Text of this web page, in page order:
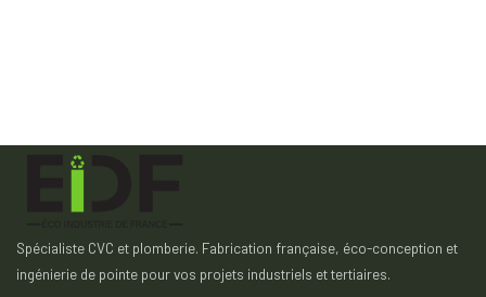
Spécialiste CVC et plomberie. Fabrication française, éco-conception et
ingénierie de pointe pour vos projets industriels et tertiaires.